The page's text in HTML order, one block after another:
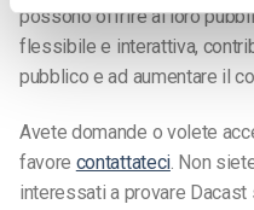
possono offrire al loro
flessibile e interattiva,
pubblico e ad aumentare il
Avete domande o volete
favore contattateci. Non
interessati a provare